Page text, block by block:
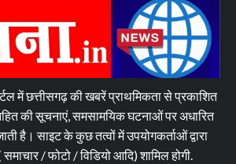
में छत्तीसगढ़ की खबरें प्राथमिकता से प्रकाशित
की सूचनाएं, समसामयिक घटनाओं पर अधारित
है। साइट के कुछ तत्वों में उपयोगकर्ताओं द्वारा
/ फोटो / विडियो आदि) शामिल होगी.